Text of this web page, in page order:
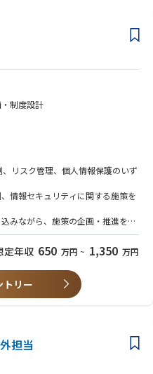
に渡すことはしません。これらの
見届けます。
、仕組みづくり、現場定着、効
ともやらないこともご自身で決め
証できる速さがあります。
進めることが当たり前になって
せしますので、使い方が決まった
のを決めることができます。
設計からかかわれる段階です。ご
手が、営業の動き方を変え、受注
場を動かす力。この3つを同時に
企画だけの経験では代替されてい
につきます。
日本を代表する企業様との大きな
肌で感じることができます。
繋ぎ、脱炭素計画の立案から対策
提供することで、脱炭素目標達成
とでリスクを分散しつつ、スピー
所以上）
、システム、オペレーションに縛
制度設計
リスク管理、個人情報保護のいず
情報セキュリティに関する施策を
みながら、施策の企画・推進を行
行った経験
定年収 650 万円 ~ 1,350 万円
トリー
担当